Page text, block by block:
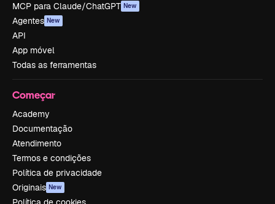
MCP para Claude/ChatGPT New
Agentes New
API
App móvel
Todas as ferramentas
Começar
Academy
Documentação
Atendimento
Termos e condições
Política de privacidade
Originais New